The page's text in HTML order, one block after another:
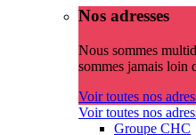
Nos adresses
Nous sommes
sommes jamais loin
Voir toutes nos
Voir toutes nos
Groupe CHC